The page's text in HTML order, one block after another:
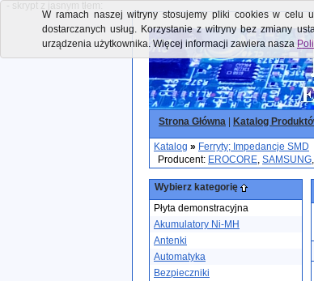
- skrypt z jasnym tłem:
Strona Główna Katalog
Katalog » Ferryty; Impedancje SMD
Producent: EROCORE, SAMSUNG,
Wybierz kategorię
Płyta demonstracyjna
Akumulatory Ni-MH
Antenki
Automatyka
Bezpieczniki
W ramach naszej witryny stosujemy pliki cookies w celu
dostarczanych usług. Korzystanie z witryny bez zmiany
urządzenia użytkownika. Więcej informacji zawiera nasza